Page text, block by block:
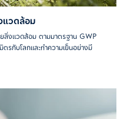
แวดล้อม
สิ่งแวดล้อม ตามมาตรฐาน GWP
กับโลกและทำความเย็นอย่างมี